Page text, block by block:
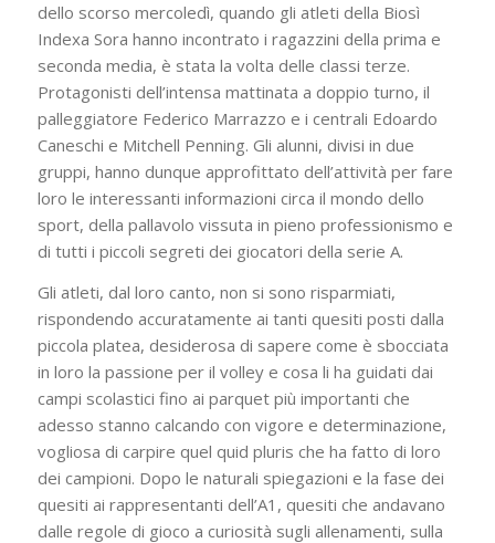
dello scorso mercoledì, quando gli atleti della Biosì
Indexa Sora hanno incontrato i ragazzini della prima e
seconda media, è stata la volta delle classi terze.
Protagonisti dell’intensa mattinata a doppio turno, il
palleggiatore Federico Marrazzo e i centrali Edoardo
Caneschi e Mitchell Penning. Gli alunni, divisi in due
gruppi, hanno dunque approfittato dell’attività per fare
loro le interessanti informazioni circa il mondo dello
sport, della pallavolo vissuta in pieno professionismo e
di tutti i piccoli segreti dei giocatori della serie A.
Gli atleti, dal loro canto, non si sono risparmiati,
rispondendo accuratamente ai tanti quesiti posti dalla
piccola platea, desiderosa di sapere come è sbocciata
in loro la passione per il volley e cosa li ha guidati dai
campi scolastici fino ai parquet più importanti che
adesso stanno calcando con vigore e determinazione,
vogliosa di carpire quel quid pluris che ha fatto di loro
dei campioni. Dopo le naturali spiegazioni e la fase dei
quesiti ai rappresentanti dell’A1, quesiti che andavano
dalle regole di gioco a curiosità sugli allenamenti, sulla